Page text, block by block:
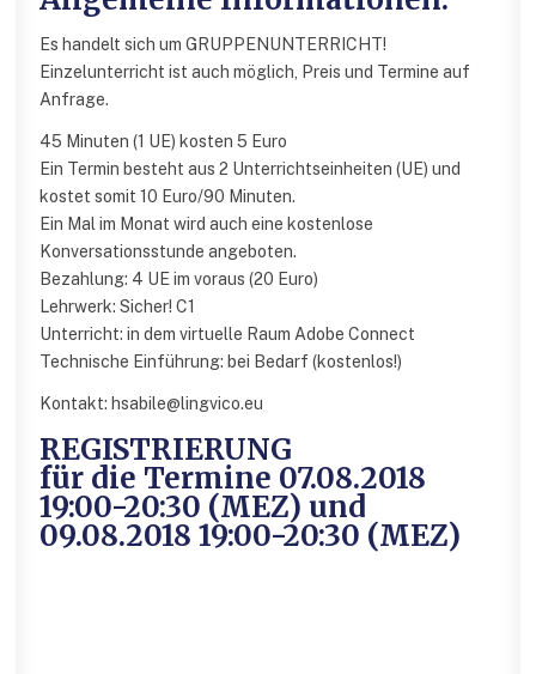
Es handelt sich um GRUPPENUNTERRICHT!
Einzelunterricht ist auch möglich, Preis und Termine auf
Anfrage.
45 Minuten (1 UE) kosten 5 Euro
Ein Termin besteht aus 2 Unterrichtseinheiten (UE) und
kostet somit 10 Euro/90 Minuten.
Ein Mal im Monat wird auch eine kostenlose
Konversationsstunde angeboten.
Bezahlung: 4 UE im voraus (20 Euro)
Lehrwerk: Sicher! C1
Unterricht: in dem virtuelle Raum Adobe Connect
Technische Einführung: bei Bedarf (kostenlos!)
Kontakt: hsabile@lingvico.eu
REGISTRIERUNG
für die Termine 07.08.2018
19:00-20:30 (MEZ) und
09.08.2018 19:00-20:30 (MEZ)